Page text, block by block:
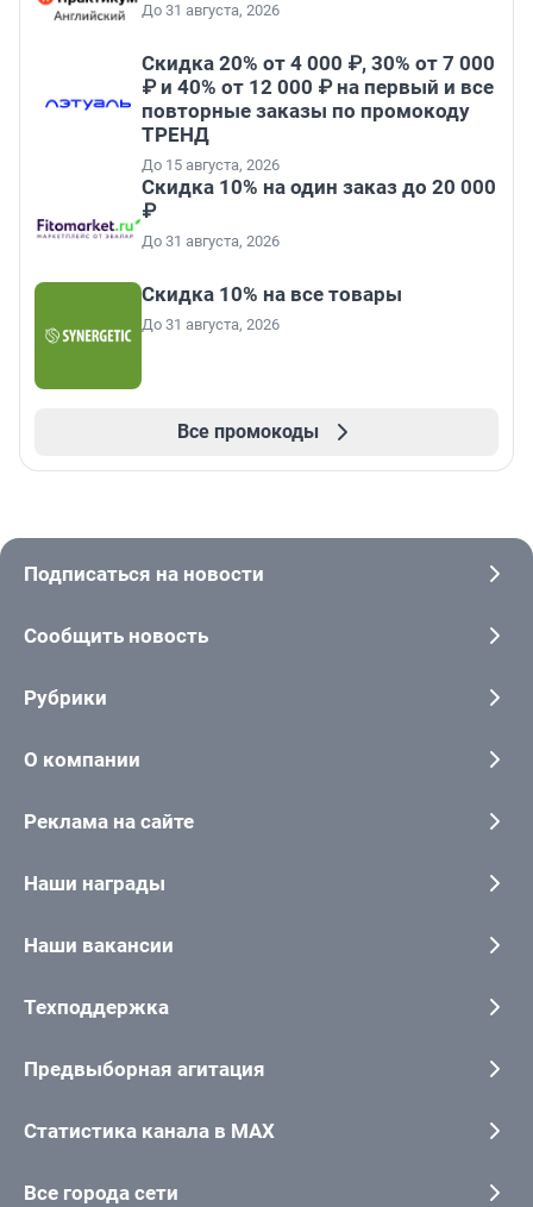
До 31 августа, 2026
Скидка 20% от 4 000 ₽, 30% от 7 000
₽ и 40% от 12 000 ₽ на первый и все
повторные заказы по промокоду
ТРЕНД
До 15 августа, 2026
Скидка 10% на один заказ до 20 000
₽
До 31 августа, 2026
Скидка 10% на все товары
До 31 августа, 2026
Все промокоды
Подписаться на новости
Сообщить новость
Рубрики
О компании
Реклама на сайте
Наши награды
Наши вакансии
Техподдержка
Предвыборная агитация
Статистика канала в MAX
Все города сети